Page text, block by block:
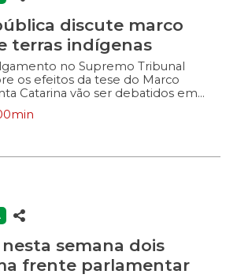
Cada subgrupo deverá
final sobre as suas […]
discute marco
terras indígenas
no Supremo Tribunal
os efeitos da tese do Marco
Catarina vão ser debatidos em
próxima segunda-feira (15), às 16h,
de Barros da Assembleia
tradicional das terras por
da Casa, deputado Mauro
parlamentar destaca a importância
semana dois
frente parlamentar